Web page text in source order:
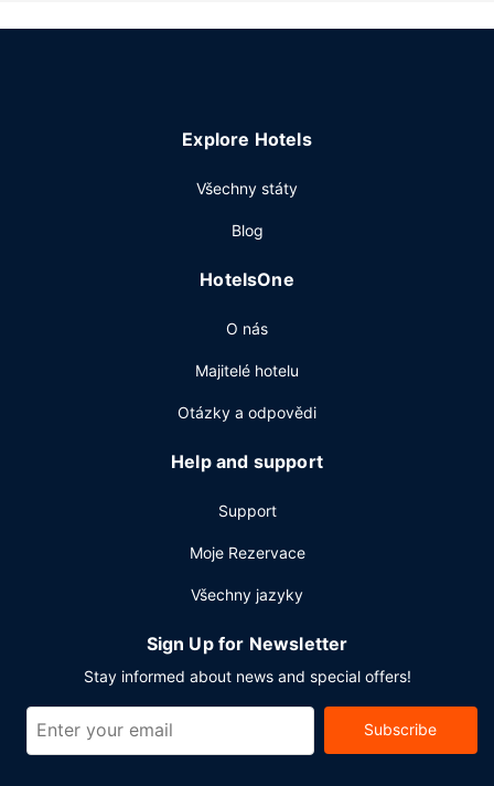
krb ve vestibulu a prostory pro piknik.
Chcete-li si vychutnat svůj oblíbený nápoj, bude vám k
zváni na balíčkovou snídani zdarma.
zdarma, business centrum s nepřetržitým provozem a
samostatné parkování zdarma.
Explore Hotels
Všechny státy
Blog
HotelsOne
O nás
Majitelé hotelu
Otázky a odpovědi
Help and support
Support
Moje Rezervace
Všechny jazyky
Sign Up for Newsletter
Stay informed about news and special offers!
Subscribe